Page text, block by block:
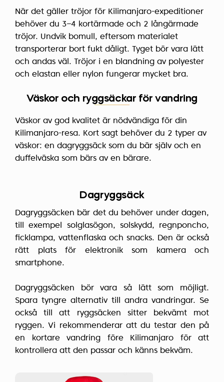
När det gäller tröjor för Kilimanjaro-expeditioner
behöver du 3–4 kortärmade och 2 långärmade
tröjor. Undvik bomull, eftersom materialet
transporterar bort fukt dåligt. Tyget bör vara lätt
och andas väl. Tröjor i en blandning av polyester
och elastan eller nylon fungerar mycket bra.
Väskor och ryggsäckar för vandring
Väskor av god kvalitet är nödvändiga för din
Kilimanjaro-resa. Kort sagt behöver du 2 typer av
väskor: en dagryggsäck som du bär själv och en
duffelväska som bärs av en bärare.
Dagryggsäck
Dagryggsäcken bär det du behöver under dagen,
till exempel solglasögon, solskydd, regnponcho,
ficklampa, vattenflaska och snacks. Den är också
rätt plats för elektronik som kamera och
smartphone.
Dagryggsäcken bör vara så lätt som möjligt.
Spara tyngre alternativ till andra vandringar. Se
också till att ryggsäcken sitter bekvämt mot
ryggen. Vi rekommenderar att du testar den på
en kortare vandring före Kilimanjaro för att
kontrollera att den passar och känns bekväm.